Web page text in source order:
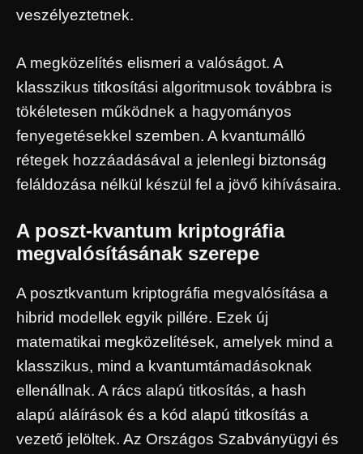
veszélyeztetnek.
A megközelítés elismeri a valóságot. A
klasszikus titkosítási algoritmusok továbbra is
tökéletesen működnek a hagyományos
fenyegetésekkel szemben. A kvantumálló
rétegek hozzáadásával a jelenlegi biztonság
feláldozása nélkül készül fel a jövő kihívásaira.
A poszt-kvantum kriptográfia
megvalósításának szerepe
A posztkvantum kriptográfia megvalósítása a
hibrid modellek egyik pillére. Ezek új
matematikai megközelítések, amelyek mind a
klasszikus, mind a kvantumtámadásoknak
ellenállnak. A rács alapú titkosítás, a hash
alapú aláírások és a kód alapú titkosítás a
vezető jelöltek. Az Országos Szabványügyi és